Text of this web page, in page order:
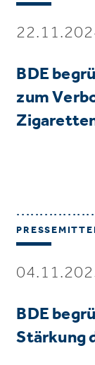
BDE
zum
BDE
Stärkung